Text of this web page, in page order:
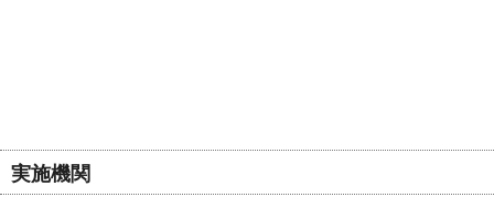
実施機関